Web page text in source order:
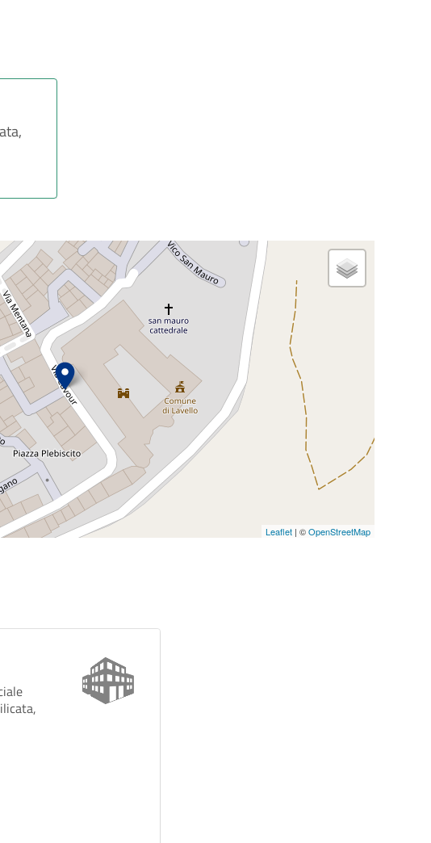
Leaflet| ©OpenStreetMap